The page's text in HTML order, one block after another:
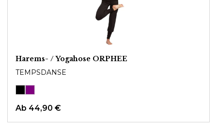
Harems- / Yogahose ORPHEE
TEMPSDANSE
Ab 44,90 €